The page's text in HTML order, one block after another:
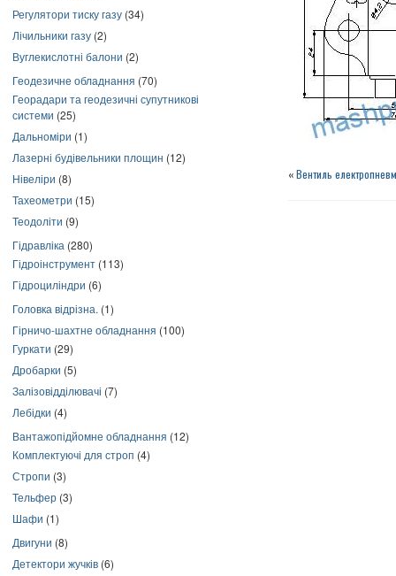
Регулятори тиску газу (34)
Лічильники газу (2)
Вуглекислотні балони (2)
Геодезичне обладнання (70)
Георадари та геодезичні супутникові
системи (25)
Дальноміри (1)
Лазерні будівельники площин (12)
Нівеліри (8)
Тахеометри (15)
Теодоліти (9)
Гідравліка (280)
Гідроінструмент (113)
Гідроциліндри (6)
Головка відрізна. (1)
Гірничо-шахтне обладнання (100)
Гуркати (29)
Дробарки (5)
Залізовідділювачі (7)
Лебідки (4)
Вантажопідйомне обладнання (12)
Комплектуючі для строп (4)
Стропи (3)
Тельфер (3)
Шафи (1)
Двигуни (8)
Детектори жучків (6)
«Вентиль